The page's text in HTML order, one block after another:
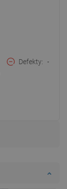
Defekty -